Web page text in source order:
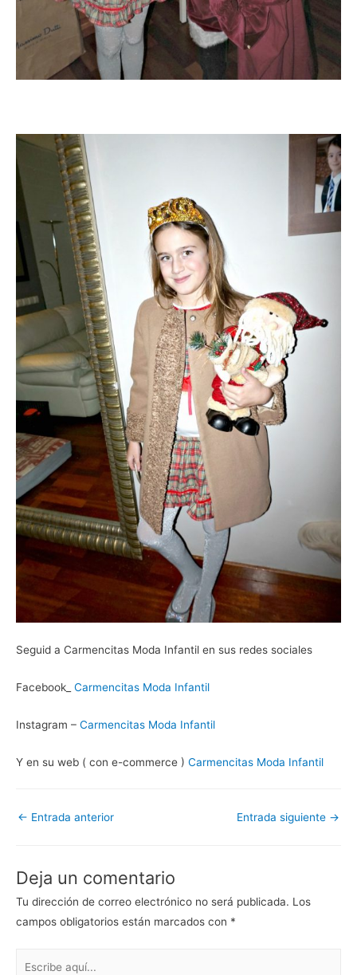
Seguid a Carmencitas Moda Infantil en sus redes sociales
Facebook_ Carmencitas Moda Infantil
Instagram – Carmencitas Moda Infantil
Y en su web ( con e-commerce ) Carmencitas Moda Infantil
Navegación
entradas
← Entrada anterior Entrada siguiente →
Deja un comentario
Tu dirección de correo electrónico no será publicada. Los
campos obligatorios están marcados con *